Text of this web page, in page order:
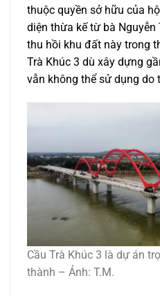
thuộc quyền sở hữu của
diện thừa kế từ bà
thu hồi khu đất này trong
Trà Khúc 3 dù xây dựng
vẫn không thể sử dụng do
Cầu Trà Khúc 3 là dự án
thành – Ảnh: T.M.